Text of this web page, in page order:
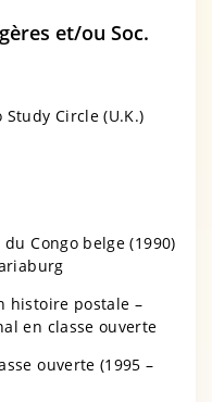
et/ou Soc.
Circle (U.K.)
Congo belge (1990)
histoire postale –
en classe ouverte
ouverte (1995 –